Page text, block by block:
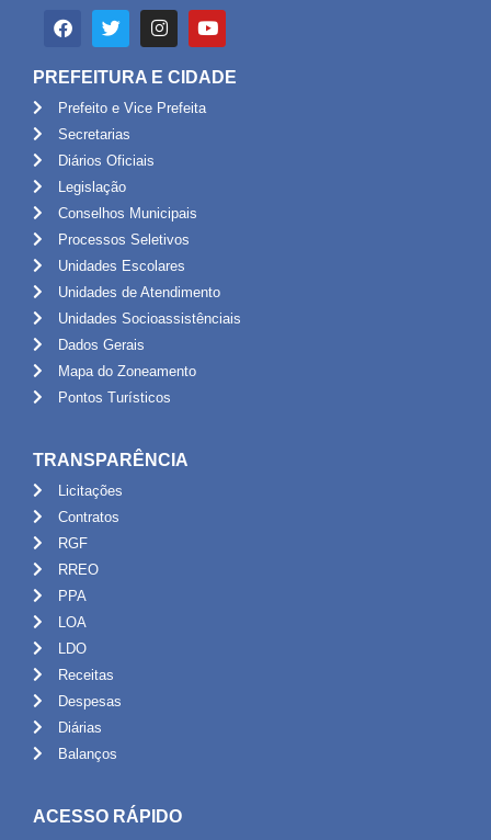
PREFEITURA E CIDADE
Prefeito e Vice Prefeita
Secretarias
Diários Oficiais
Legislação
Conselhos Municipais
Processos Seletivos
Unidades Escolares
Unidades de Atendimento
Unidades Socioassistênciais
Dados Gerais
Mapa do Zoneamento
Pontos Turísticos
TRANSPARÊNCIA
Licitações
Contratos
RGF
RREO
PPA
LOA
LDO
Receitas
Despesas
Diárias
Balanços
ACESSO RÁPIDO